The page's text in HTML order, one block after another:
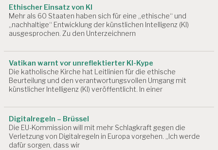
Ethischer Einsatz von KI
Mehr als 60 Staaten haben sich für eine „ethische“ und
„nachhaltige“ Entwicklung der künstlichen Intelligenz (KI)
ausgesprochen. Zu den Unterzeichnern
Vatikan warnt vor unreflektierter KI-Kype
Die katholische Kirche hat Leitlinien für die ethische
Beurteilung und den verantwortungsvollen Umgang mit
künstlicher Intelligenz (KI) veröffentlicht. In einer
Digitalregeln – Brüssel
Die EU-Kommission will mit mehr Schlagkraft gegen die
Verletzung von Digitalregeln in Europa vorgehen. „Ich werde
dafür sorgen, dass wir